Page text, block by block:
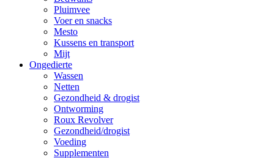
Pluimvee
Voer en snacks
Mesto
Kussens en transport
Mijt
Ongedierte
Wassen
Netten
Gezondheid & drogist
Ontworming
Roux Revolver
Gezondheid/drogist
Voeding
Supplementen